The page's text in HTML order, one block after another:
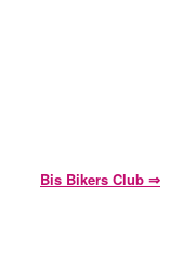
Bis Bikers Club ⇒